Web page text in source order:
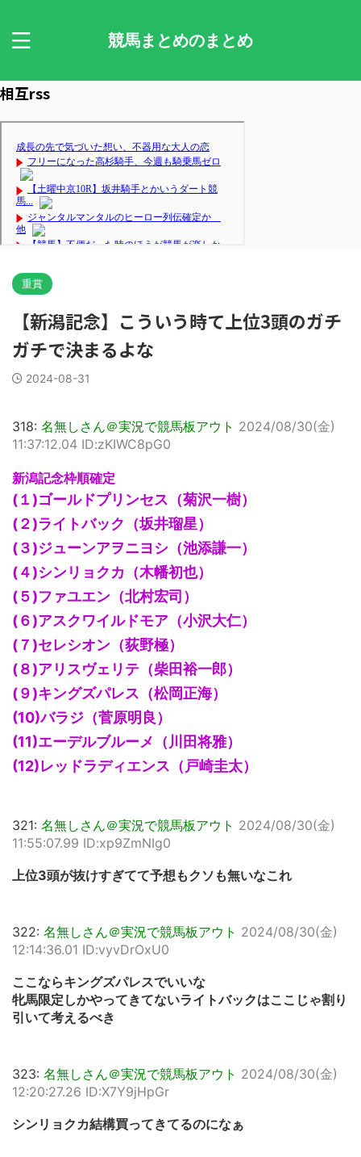
競馬まとめのまとめ
相互rss
重賞
【新潟記念】こういう時て上位3頭のガチ
ガチで決まるよな
2024-08-31
318: 名無しさん＠実況で競馬板アウト 2024/08/30(金)
11:37:12.04 ID:zKIWC8pG0
新潟記念枠順確定
(１)ゴールドプリンセス（菊沢一樹）
(２)ライトバック（坂井瑠星）
(３)ジューンアヲニヨシ（池添謙一）
(４)シンリョクカ（木幡初也）
(５)ファユエン（北村宏司）
(６)アスクワイルドモア（小沢大仁）
(７)セレシオン（荻野極）
(８)アリスヴェリテ（柴田裕一郎）
(９)キングズパレス（松岡正海）
(10)バラジ（菅原明良）
(11)エーデルブルーメ（川田将雅）
(12)レッドラディエンス（戸崎圭太）
321: 名無しさん＠実況で競馬板アウト 2024/08/30(金)
11:55:07.99 ID:xp9ZmNIg0
上位3頭が抜けすぎてて予想もクソも無いなこれ
322: 名無しさん＠実況で競馬板アウト 2024/08/30(金)
12:14:36.01 ID:vyvDrOxU0
ここならキングズパレスでいいな
牝馬限定しかやってきてないライトバックはここじゃ割り
引いて考えるべき
323: 名無しさん＠実況で競馬板アウト 2024/08/30(金)
12:20:27.26 ID:X7Y9jHpGr
シンリョクカ結構買ってきてるのになぁ